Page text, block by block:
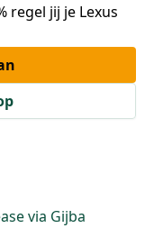
regel jij je Lexus